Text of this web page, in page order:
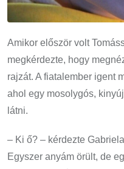
Amikor először volt
megkérdezte, hogy
rajzát. A fiatalember igent
ahol egy mosolygós,
látni.
– Ki ő? – kérdezte
Egyszer anyám örült, de